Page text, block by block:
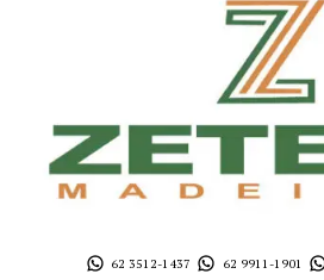
62 3512-1437 62 9911-1901